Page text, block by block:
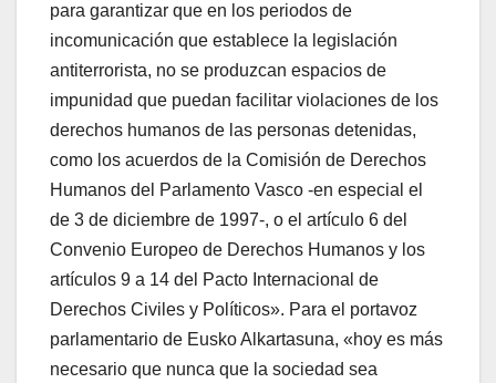
para garantizar que en los periodos de
incomunicación que establece la legislación
antiterrorista, no se produzcan espacios de
impunidad que puedan facilitar violaciones de los
derechos humanos de las personas detenidas,
como los acuerdos de la Comisión de Derechos
Humanos del Parlamento Vasco -en especial el
de 3 de diciembre de 1997-, o el artí­culo 6 del
Convenio Europeo de Derechos Humanos y los
artí­culos 9 a 14 del Pacto Internacional de
Derechos Civiles y Polí­ticos». Para el portavoz
parlamentario de Eusko Alkartasuna, «hoy es más
necesario que nunca que la sociedad sea